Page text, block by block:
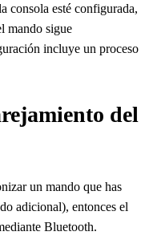
consola esté configurada,
mando sigue
incluye un proceso
del
un mando que has
adicional), entonces el
Bluetooth.